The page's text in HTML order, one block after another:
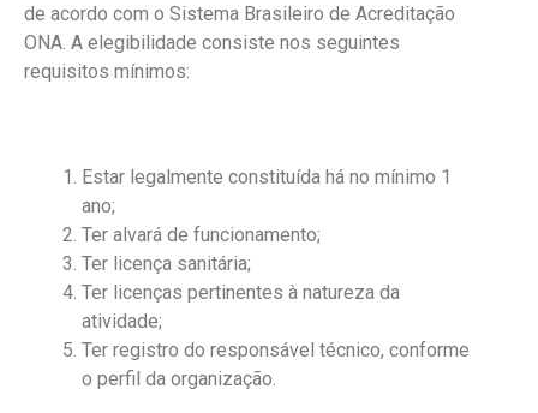
de acordo com o Sistema Brasileiro de Acreditação
ONA. A elegibilidade consiste nos seguintes
requisitos mínimos:
Estar legalmente constituída há no mínimo 1
ano;
Ter alvará de funcionamento;
Ter licença sanitária;
Ter licenças pertinentes à natureza da
atividade;
Ter registro do responsável técnico, conforme
o perfil da organização.